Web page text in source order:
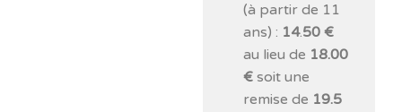
(à partir de 11
ans) : 14.50 €
au lieu de 18.00
€ soit une
remise de 19.5